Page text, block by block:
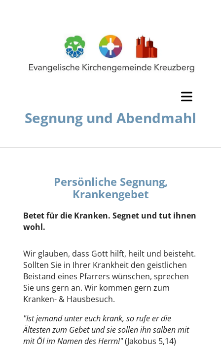
Segnung und Abendmahl
Persönliche Segnung,
Krankengebet
Betet für die Kranken. Segnet und tut ihnen
wohl.
Wir glauben, dass Gott hilft, heilt und beisteht.
Sollten Sie in Ihrer Krankheit den geistlichen
Beistand eines Pfarrers wünschen, sprechen
Sie uns gern an. Wir kommen gern zum
Kranken- & Hausbesuch.
"Ist jemand unter euch krank, so rufe er die
Ältesten zum Gebet und sie sollen ihn salben mit
mit Öl im Namen des Herrn!"(Jakobus 5,14)